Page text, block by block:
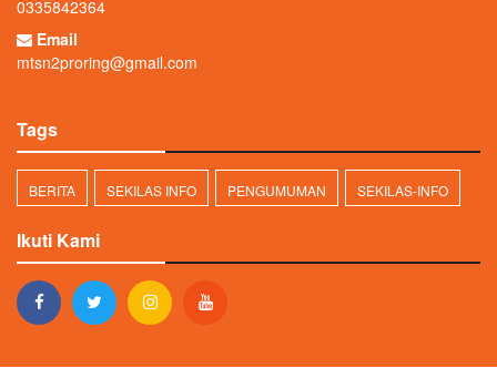
0335842364
Email
mtsn2proring@gmail.com
Tags
BERITA SEKILAS INFO PENGUMUMAN SEKILAS-INFO
Ikuti Kami